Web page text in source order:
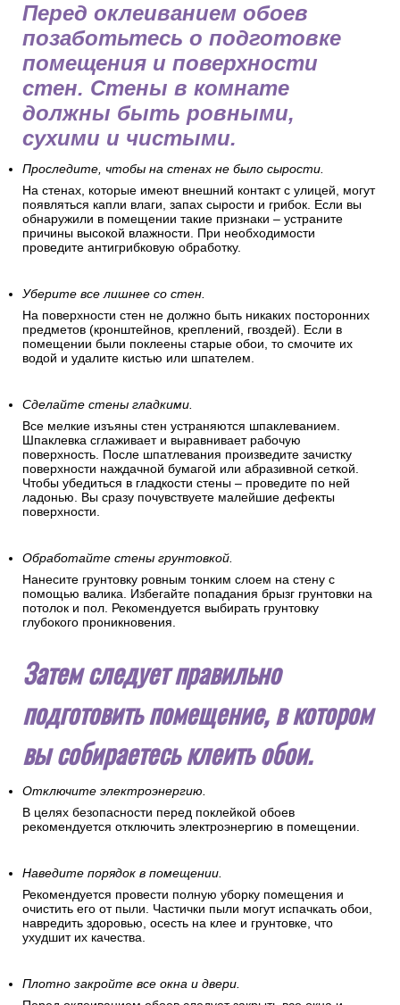
Перед оклеиванием обоев
позаботьтесь о подготовке
помещения и поверхности
стен. Стены в комнате
должны быть ровными,
сухими и чистыми.
Проследите, чтобы на стенах не было сырости.
На стенах, которые имеют внешний контакт с улицей, могут
появляться капли влаги, запах сырости и грибок. Если вы
обнаружили в помещении такие признаки – устраните
причины высокой влажности. При необходимости
проведите антигрибковую обработку.
Уберите все лишнее со стен.
На поверхности стен не должно быть никаких посторонних
предметов (кронштейнов, креплений, гвоздей). Если в
помещении были поклеены старые обои, то смочите их
водой и удалите кистью или шпателем.
Сделайте стены гладкими.
Все мелкие изъяны стен устраняются шпаклеванием.
Шпаклевка сглаживает и выравнивает рабочую
поверхность. После шпатлевания произведите зачистку
поверхности наждачной бумагой или абразивной сеткой.
Чтобы убедиться в гладкости стены – проведите по ней
ладонью. Вы сразу почувствуете малейшие дефекты
поверхности.
Обработайте стены грунтовкой.
Нанесите грунтовку ровным тонким слоем на стену с
помощью валика. Избегайте попадания брызг грунтовки на
потолок и пол. Рекомендуется выбирать грунтовку
глубокого проникновения.
Затем следует правильно
подготовить помещение, в котором
вы собираетесь клеить обои.
Отключите электроэнергию.
В целях безопасности перед поклейкой обоев
рекомендуется отключить электроэнергию в помещении.
Наведите порядок в помещении.
Рекомендуется провести полную уборку помещения и
очистить его от пыли. Частички пыли могут испачкать обои,
навредить здоровью, осесть на клее и грунтовке, что
ухудшит их качества.
Плотно закройте все окна и двери.